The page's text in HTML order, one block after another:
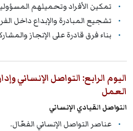
تمكين الأفراد وتحميلهم
تشجيع المبادرة والإبداع داخل
بناء فرق قادرة على الإنجاز
اليوم الرابع: التواصل الإنساني
العمل
التواصل القيادي الإنساني
عناصر التواصل الإنساني الفعّال.